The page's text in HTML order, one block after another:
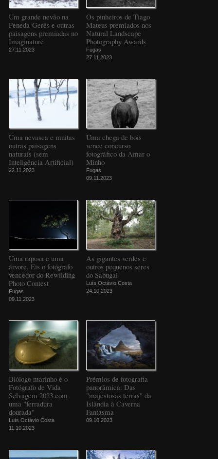
Um grande nevão na
Peneda-Gerês e outras
paisagens premiadas no
Imaginature
27.11.2023
Os pinheiros de Tiago
Mateus premiados nos
Natural Landscape
Photography Awards
Fugas
27.11.2023
Uma nevasca e muitas
outras paisagens
naturais (sem
Inteligência Artificial)
22.11.2023
Uma chega de bois
vence concurso
fotográfico da Amar o
Minho
Fugas
09.11.2023
Uma raposa e uma
árvore. Eis o fotógrafo
vencedor do Rewilding
Photo Contest
Fugas
09.11.2023
As gigantes verdes e
outros pequenos seres
do Sabugal
Luís Octávio Costa
24.10.2023
Biólogo marinho é o
Fotógrafo de Vida
Selvagem 2023 com
uma "ferradura
dourada"
Luís Octávio Costa
11.10.2023
Prémios de fotografia
panorâmica: Das
"majestosas terras" da
Islândia à Caverna
Fantasma
09.10.2023